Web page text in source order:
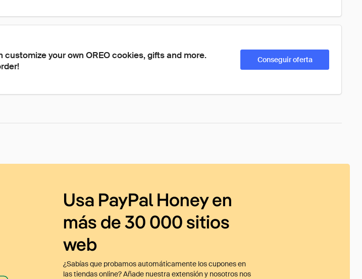
customize your own OREO cookies, gifts and more.
Conseguir oferta
Usa PayPal Honey en
más de 30 000 sitios
web
¿Sabías que probamos automáticamente los cupones en
las tiendas online? Añade nuestra extensión y nosotros nos